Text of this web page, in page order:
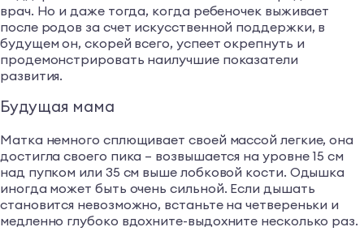
врач. Но и даже тогда, когда ребеночек выживает
после родов за счет искусственной поддержки, в
будущем он, скорей всего, успеет окрепнуть и
продемонстрировать наилучшие показатели
развития.
Будущая мама
Матка немного сплющивает своей массой легкие, она
достигла своего пика – возвышается на уровне 15 см
над пупком или 35 см выше лобковой кости. Одышка
иногда может быть очень сильной. Если дышать
становится невозможно, встаньте на четвереньки и
медленно глубоко вдохните-выдохните несколько раз.